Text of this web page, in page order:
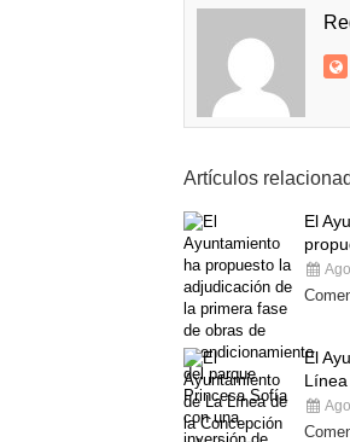
Artículos
El
El
Línea